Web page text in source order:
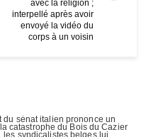
avec la religion ;
interpellé après avoir
envoyé la vidéo du
corps à un voisin